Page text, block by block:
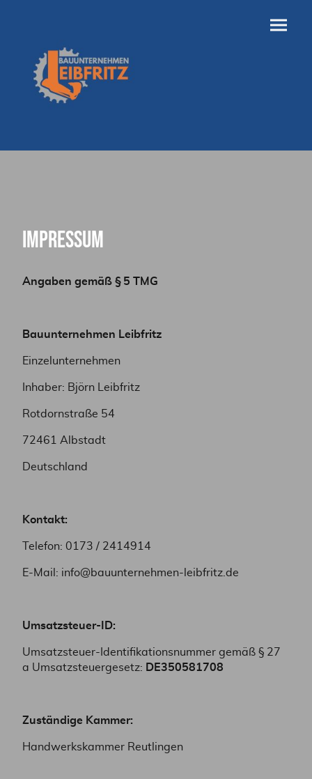
Impressum
Angaben gemäß § 5 TMG
Bauunternehmen Leibfritz
Einzelunternehmen
Inhaber: Björn Leibfritz
Rotdornstraße 54
72461 Albstadt
Deutschland
Kontakt:
Telefon: 0173 / 2414914
E-Mail: info@bauunternehmen-leibfritz.de
Umsatzsteuer-ID:
Umsatzsteuer-Identifikationsnummer gemäß § 27
a Umsatzsteuergesetz: DE350581708
Zuständige Kammer:
Handwerkskammer Reutlingen